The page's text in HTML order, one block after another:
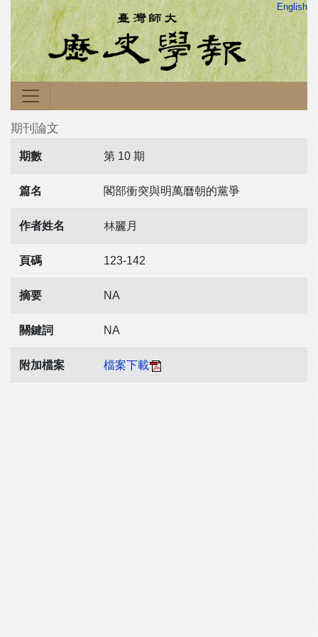
English
期刊論文
期數 第 10 期
篇名 閣部衝突與明萬曆朝的黨爭
作者姓名 林麗月
頁碼 123-142
摘要 NA
關鍵詞 NA
附加檔案 檔案下載